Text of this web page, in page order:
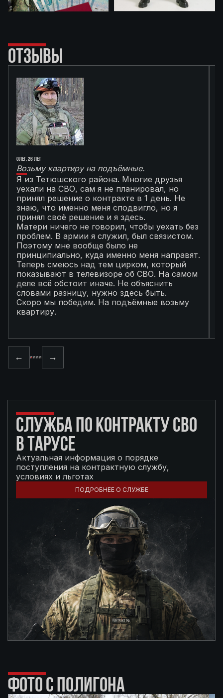
ОТЗЫВЫ
Олег, 26 лет
Возьму квартиру на подъёмные.
Я из Тетюшского района. Многие друзья
уехали на СВО, сам я не планировал, но
принял решение о контракте в 1 день. Не
знаю, что именно меня сподвигло, но я
принял своё решение и я здесь.
Матери ничего не говорил, чтобы уехать без
проблем. В армии я служил, был связистом.
Поэтому мне вообще было не
принципиально, куда именно меня направят.
Теперь смеюсь над тем цирком, который
показывают в телевизоре об СВО. На самом
деле всё обстоит иначе. Не объяснить
словами разницу, нужно здесь быть.
Скоро мы победим. На подъёмные возьму
квартиру.
← →
СЛУЖБА ПО КОНТРАКТУ СВО
В ТАРУСЕ
Актуальная информация о порядке
поступления на контрактную службу,
условиях и льготах
ПОДРОБНЕЕ О СЛУЖБЕ
ФОТО С ПОЛИГОНА